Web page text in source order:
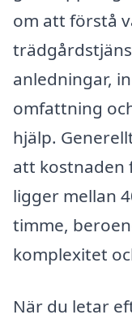
om att förstå
anledningar,
omfattning
hjälp.
att kostnaden
ligger mellan
timme,
komplexitet
När du letar